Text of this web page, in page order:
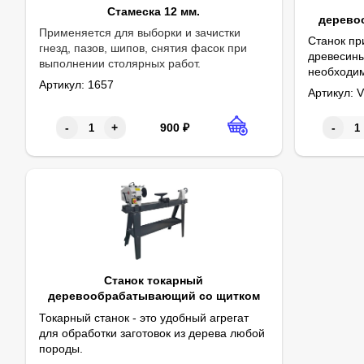
Стамеска 12 мм.
Применяется для выборки и зачистки
гнезд, пазов, шипов, снятия фасок при
выполнении столярных работ.
Артикул: 1657
- + 900 ₽
Станок
заготовок).
На
Артикул:
-
Станок токарный
деревообрабатывающий со щитком
Токарный станок - это удобный агрегат
для обработки заготовок из дерева любой
породы.